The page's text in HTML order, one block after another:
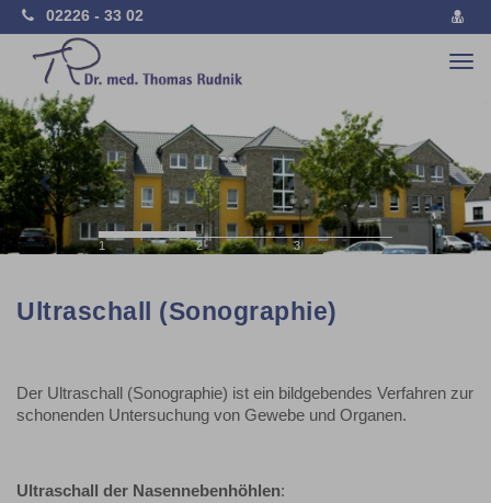
02226 - 33 02
1 2 3
Previous
Ultraschall (Sonographie)
Der Ultraschall (Sonographie) ist ein bildgebendes Verfahren zur
schonenden Untersuchung von Gewebe und Organen.
Ultraschall der Nasennebenhöhlen: